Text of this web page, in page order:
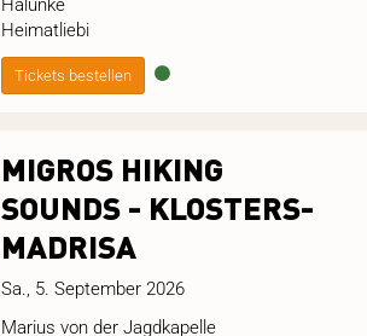
Halunke
Heimatliebi
Tickets bestellen
MIGROS HIKING
SOUNDS - KLOSTERS-
MADRISA
Sa., 5. September 2026
Marius von der Jagdkapelle